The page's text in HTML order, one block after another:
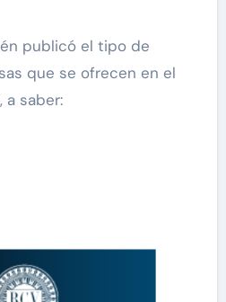
publicó el tipo de
que se ofrecen en el
a saber: